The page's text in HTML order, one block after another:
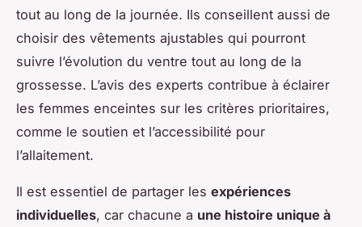
tout au long de la journée. Ils conseillent aussi de
choisir des vêtements ajustables qui pourront
suivre l’évolution du ventre tout au long de la
grossesse. L’avis des experts contribue à éclairer
les femmes enceintes sur les critères prioritaires,
comme le soutien et l’accessibilité pour
l’allaitement.
Il est essentiel de partager les expériences
individuelles, car chacune a une histoire unique à